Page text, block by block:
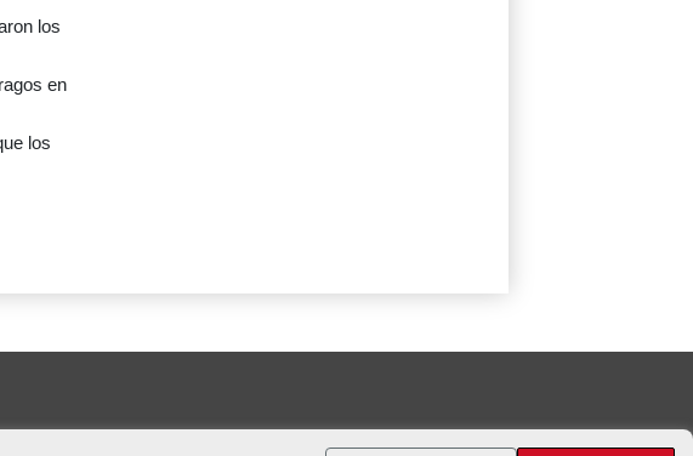
los
en
los